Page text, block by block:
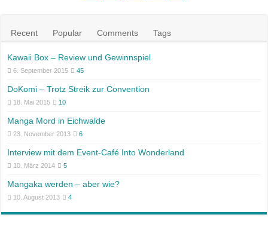
Recent Popular Comments Tags
Kawaii Box – Review und Gewinnspiel
6. September 2015 45
DoKomi – Trotz Streik zur Convention
18. Mai 2015 10
Manga Mord in Eichwalde
23. November 2013 6
Interview mit dem Event-Café Into Wonderland
10. März 2014 5
Mangaka werden – aber wie?
10. August 2013 4